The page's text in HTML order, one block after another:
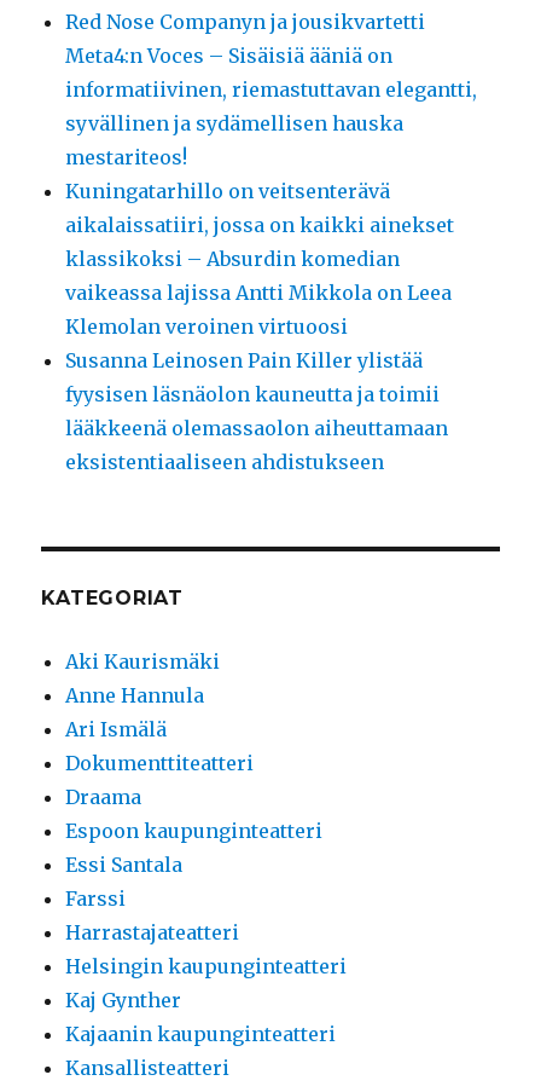
Red Nose Companyn ja jousikvartetti
Meta4:n Voces – Sisäisiä ääniä on
informatiivinen, riemastuttavan elegantti,
syvällinen ja sydämellisen hauska
mestariteos!
Kuningatarhillo on veitsenterävä
aikalaissatiiri, jossa on kaikki ainekset
klassikoksi – Absurdin komedian
vaikeassa lajissa Antti Mikkola on Leea
Klemolan veroinen virtuoosi
Susanna Leinosen Pain Killer ylistää
fyysisen läsnäolon kauneutta ja toimii
lääkkeenä olemassaolon aiheuttamaan
eksistentiaaliseen ahdistukseen
KATEGORIAT
Aki Kaurismäki
Anne Hannula
Ari Ismälä
Dokumenttiteatteri
Draama
Espoon kaupunginteatteri
Essi Santala
Farssi
Harrastajateatteri
Helsingin kaupunginteatteri
Kaj Gynther
Kajaanin kaupunginteatteri
Kansallisteatteri